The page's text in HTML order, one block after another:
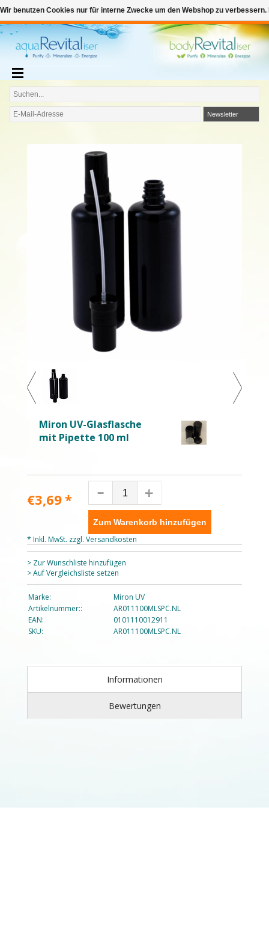
€0,00
Deutsch
€
Newsletter
Miron UV-Glasflasche
mit Pipette 100 ml
€3,69*
Zum Warenkorb hinzufügen
Zum Warenkorb hinzufügen
* Inkl. MwSt. zzgl. Versandkosten
> Zur Wunschliste hinzufügen
> Auf Vergleichsliste setzen
Marke:
Miron UV
Artikelnummer::
AR011100MLSPC.NL
EAN:
0101110012911
SKU:
AR011100MLSPC.NL
Informationen
Bewertungen
Wir benutzen Cookies nur für interne Zwecke um den Webshop zu